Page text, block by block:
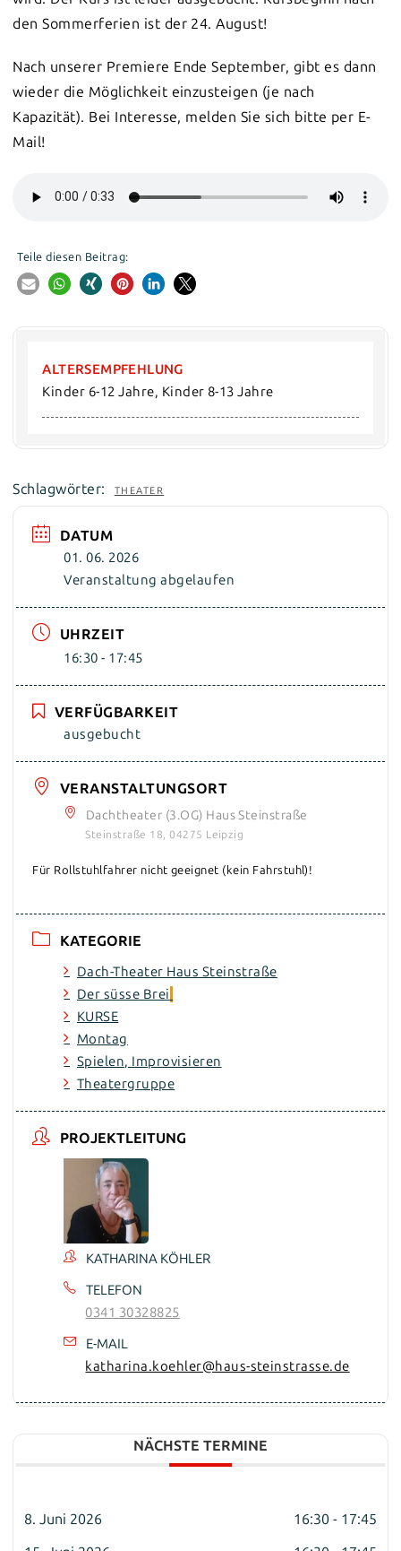
den Sommerferien ist der 24. August!
Nach unserer Premiere Ende September, gibt es dann
wieder die Möglichkeit einzusteigen (je nach
Kapazität). Bei Interesse, melden Sie sich bitte per E-
Mail!
Teile diesen Beitrag:
ALTERSEMPFEHLUNG
Kinder 6-12 Jahre, Kinder 8-13 Jahre
Schlagwörter: THEATER
DATUM
01. 06. 2026
Veranstaltung abgelaufen
UHRZEIT
16:30 - 17:45
VERFÜGBARKEIT
ausgebucht
VERANSTALTUNGSORT
Dachtheater (3.OG) Haus Steinstraße
Steinstraße 18, 04275 Leipzig
Für Rollstuhlfahrer nicht geeignet (kein Fahrstuhl)!
KATEGORIE
Dach-Theater Haus Steinstraße
Der süsse Brei
KURSE
Montag
Spielen, Improvisieren
Theatergruppe
PROJEKTLEITUNG
KATHARINA KÖHLER
TELEFON
0341 30328825
E-MAIL
katharina.koehler@haus-steinstrasse.de
NÄCHSTE TERMINE
8. Juni 2026
16:30 - 17:45